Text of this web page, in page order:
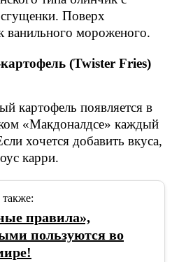
Поверх
ванильного мороженого.
(Twister Fries)
картофель появляется в
«Макдоналдсе» каждый
хочется добавить вкуса,
карри.
правила»,
пользуются во